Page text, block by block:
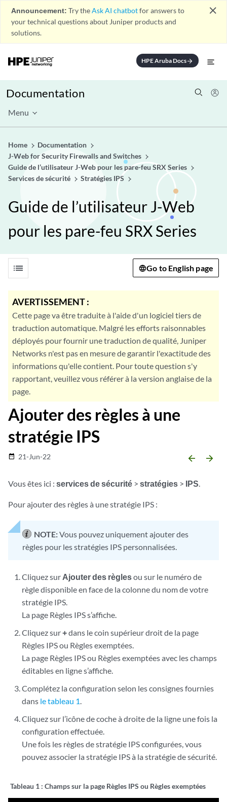
Announcement: Try theAsk AI chatbotfor answers to
your technical questions about Juniper products and
solutions.
close
HPE Aruba Docsarrow_forward
Documentation
Menu
Home
Documentation
J-Web for Security Firewalls and Switches
Guide de l’utilisateur J-Web pour les pare-feu SRX Series
Services de sécurité
Stratégies IPS
Guide de l’utilisateur J-Web
pour les pare-feu SRX Series
list Go to English page
AVERTISSEMENT :
Cette page va être traduite à l'aide d'un logiciel tiers de
traduction automatique. Malgré les efforts raisonnables
déployés pour fournir une traduction de qualité, Juniper
Networks n'est pas en mesure de garantir l'exactitude des
informations qu'elle contient. Pour toute question s'y
rapportant, veuillez vous référer à la version anglaise de la
page.
Ajouter des règles à une
stratégie IPS
date_range 21-Jun-22 arrow_backward arrow_forward
Vous êtes ici : services de sécurité > stratégies > IPS.
Pour ajouter des règles à une stratégie IPS :
NOTE:Vous pouvez uniquement ajouter des
règles pour les stratégies IPS personnalisées.
Cliquez sur Ajouter des règlesou sur le numéro de
règle disponible en face de la colonne du nom de votre
stratégie IPS.
La page Règles IPS s’affiche.
Cliquez sur+dans le coin supérieur droit de la page
Règles IPS ou Règles exemptées.
La page Règles IPS ou Règles exemptées avec les champs
éditables en ligne s’affiche.
Complétez la configuration selon les consignes fournies
dans le tableau 1.
Cliquez sur l’icône de coche à droite de la ligne une fois la
configuration effectuée.
Une fois les règles de stratégie IPS configurées, vous
pouvez associer la stratégie IPS à la stratégie de sécurité.
Tableau 1 : Champs sur la page Règles IPS ou Règles exemptées